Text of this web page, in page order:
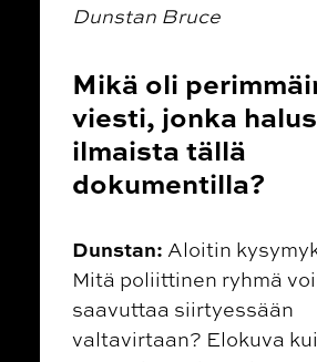
Dunstan Bruce
Mikä oli
viesti, jonka
ilmaista tällä
dokumentilla?
Dunstan: Aloitin
Mitä poliittinen ryhmä
saavuttaa siirtyessään
valtavirtaan? Elokuva